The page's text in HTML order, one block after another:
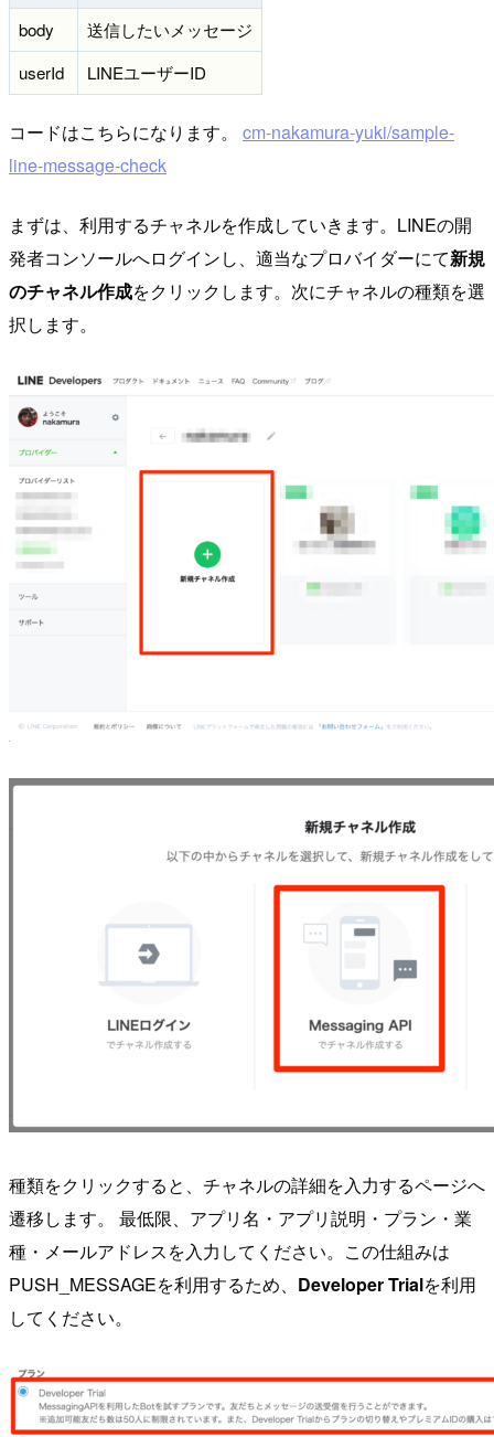
body
送信したいメッセージ
userId
LINEユーザーID
コードはこちらになります。 cm-nakamura-yuki/sample-
line-message-check
まずは、利用するチャネルを作成していきます。LINEの開
発者コンソールへログインし、適当なプロバイダーにて新規
のチャネル作成をクリックします。次にチャネルの種類を選
択します。
種類をクリックすると、チャネルの詳細を入力するページへ
遷移します。 最低限、アプリ名・アプリ説明・プラン・業
種・メールアドレスを入力してください。この仕組みは
PUSH_MESSAGEを利用するため、 Developer Trialを利用
してください。